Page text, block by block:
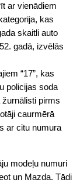
ar vienādiem
kas
skaitli auto
gadā, izvēlās
“17”, kas
policijas soda
pirms
caurmērā
ar citu numura
modeļu numuri
un Mazda. Tādi